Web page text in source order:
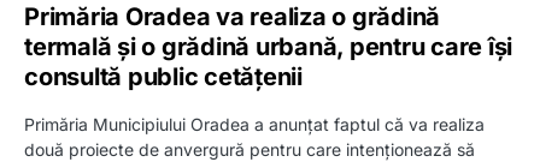
Primăria Oradea va realiza o grădină
termală și o grădină urbană, pentru care își
consultă public cetățenii
Primăria Municipiului Oradea a anunțat faptul că va realiza
două proiecte de anvergură pentru care intenționează să